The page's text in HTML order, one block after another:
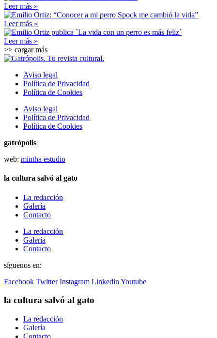
Leer más »
Leer más »
Leer más »
>> cargar más
Aviso legal
Política de Privacidad
Política de Cookies
Aviso legal
Política de Privacidad
Política de Cookies
gatrópolis
web: mintha estudio
la cultura salvó al gato
La redacción
Galería
Contacto
La redacción
Galería
Contacto
síguenos en:
Facebook Twitter Instagram Linkedin Youtube
la cultura salvó al gato
La redacción
Galería
Contacto